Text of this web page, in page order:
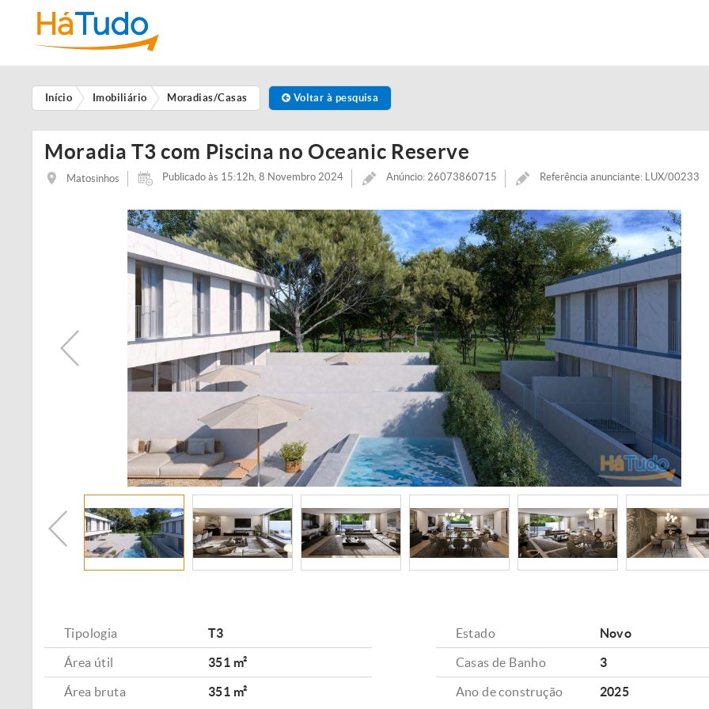
Início Imobiliário Moradias/Casas Voltar à pesquisa
Moradia T3 com Piscina no Oceanic Reserve
Matosinhos Publicado às 15:12h, 8 Novembro 2024 Anúncio: 26073860715 Referência anunciante: LUX/00233
Tipologia T3 Estado Novo
Área útil 351 m² Casas de Banho 3
Área bruta 351 m² Ano de construção 2025